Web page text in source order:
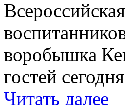
воробышка
гостей
Читать далее